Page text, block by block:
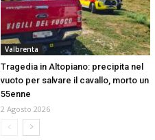
Valbrenta
Tragedia in Altopiano: precipita nel
vuoto per salvare il cavallo, morto un
55enne
2 Agosto 2026